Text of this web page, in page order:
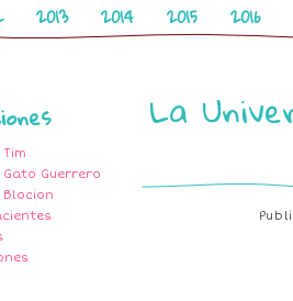
2013 2014 2015 2016
Guerrero
Blocion
La